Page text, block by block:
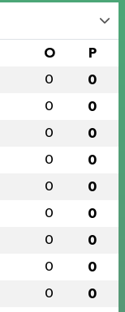
O P
0 0
0 0
0 0
0 0
0 0
0 0
0 0
0 0
0 0